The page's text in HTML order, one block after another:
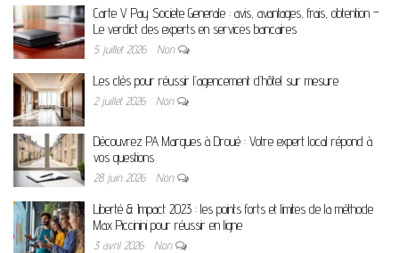
Carte V Pay Societe Generale : avis, avantages, frais, obtention –
Le verdict des experts en services bancaires
5 juillet 2026 Non
Les clés pour réussir l’agencement d’hôtel sur mesure
2 juillet 2026 Non
Découvrez PA Marques à Droué : Votre expert local répond à
vos questions
28 juin 2026 Non
Liberté & Impact 2023 : les points forts et limites de la méthode
Max Piccinini pour réussir en ligne
3 avril 2026 Non